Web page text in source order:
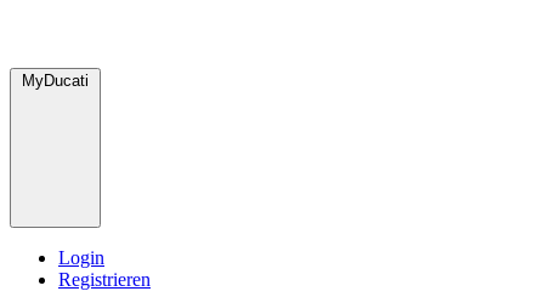
MyDucati
Login
Registrieren